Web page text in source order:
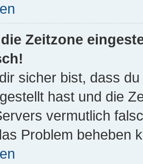
Zeitzone
sicher bist, dass
hast und die
vermutlich
Problem beheben